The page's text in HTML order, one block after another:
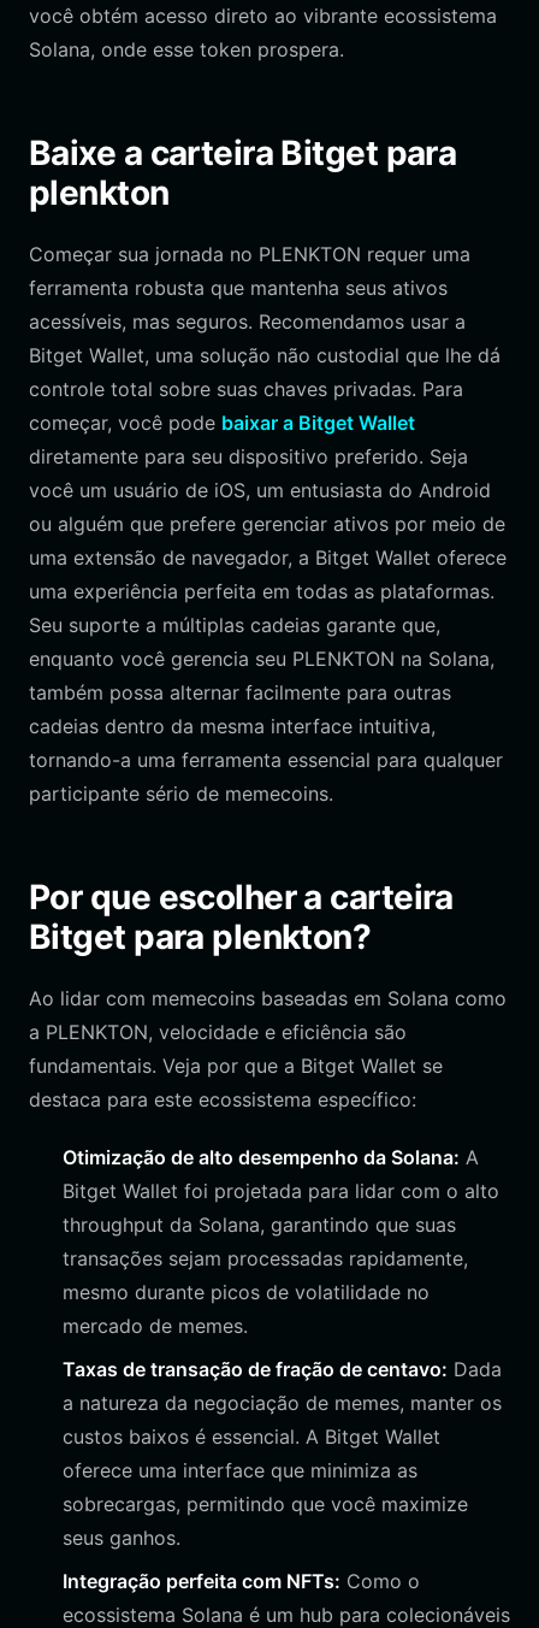
você obtém acesso direto ao vibrante ecossistema
Solana, onde esse token prospera.
Baixe a carteira Bitget para
plenkton
Começar sua jornada no PLENKTON requer uma
ferramenta robusta que mantenha seus ativos
acessíveis, mas seguros. Recomendamos usar a
Bitget Wallet, uma solução não custodial que lhe dá
controle total sobre suas chaves privadas. Para
começar, você pode baixar a Bitget Wallet
diretamente para seu dispositivo preferido. Seja
você um usuário de iOS, um entusiasta do Android
ou alguém que prefere gerenciar ativos por meio de
uma extensão de navegador, a Bitget Wallet oferece
uma experiência perfeita em todas as plataformas.
Seu suporte a múltiplas cadeias garante que,
enquanto você gerencia seu PLENKTON na Solana,
também possa alternar facilmente para outras
cadeias dentro da mesma interface intuitiva,
tornando-a uma ferramenta essencial para qualquer
participante sério de memecoins.
Por que escolher a carteira
Bitget para plenkton?
Ao lidar com memecoins baseadas em Solana como
a PLENKTON, velocidade e eficiência são
fundamentais. Veja por que a Bitget Wallet se
destaca para este ecossistema específico:
Otimização de alto desempenho da Solana: A
Bitget Wallet foi projetada para lidar com o alto
throughput da Solana, garantindo que suas
transações sejam processadas rapidamente,
mesmo durante picos de volatilidade no
mercado de memes.
Taxas de transação de fração de centavo: Dada
a natureza da negociação de memes, manter os
custos baixos é essencial. A Bitget Wallet
oferece uma interface que minimiza as
sobrecargas, permitindo que você maximize
seus ganhos.
Integração perfeita com NFTs: Como o
ecossistema Solana é um hub para colecionáveis